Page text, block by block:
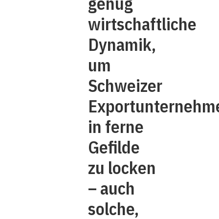
wirtschaftliche
Dynamik,
um
Schweizer
in ferne
Gefilde
zu locken
– auch
solche,